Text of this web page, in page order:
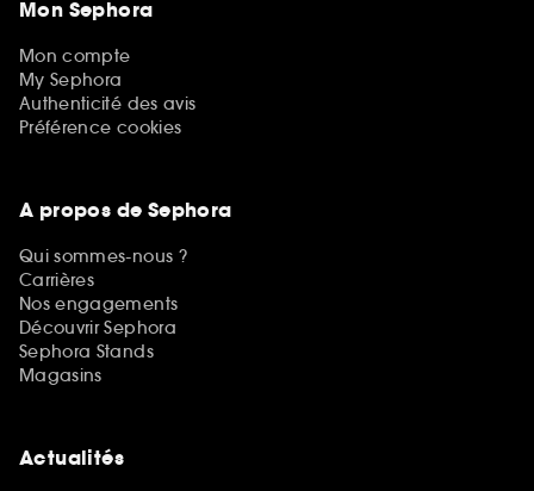
Mon Sephora
Mon compte
My Sephora
Authenticité des avis
Préférence cookies
A propos de Sephora
Qui sommes-nous ?
Carrières
Nos engagements
Découvrir Sephora
Sephora Stands
Magasins
Actualités